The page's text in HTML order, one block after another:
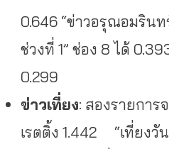
0.646 “ข่าวอรุณอมรินท
ช่วงที่ 1” ช่อง 8 ได้
0.299
ข่าวเที่ยง: สองรายการ
เรตติ้ง 1.442 “เที่ยงวั